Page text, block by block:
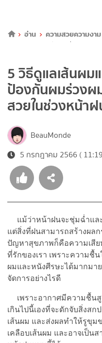
อ่าน
ความสวยความงาม
ธรรมชาติ ป้องกันผมร่วงผมบา
5 วิธีดูแลเส้นผม
ป้องกันผมร่วงผ
สวยในช่วงหน้า
BeauMonde
5 กรกฎาคม 2566 (
แม้ว่าหน้าฝนจะชุ่มฉ่ำแล
แต่สิ่งที่ฝนสามารถสร้างผล
ปัญหาสุขภาพก็คือความเสีย
ที่รักของเรา เพราะความชื้
ผมและหนังศีรษะได้มากมา
จัดการอย่างไรดี
เพราะอากาศมีความชื้น
เกินไปนี้เองที่จะดักจับสิ่งสก
เส้นผม และส่งผลทำให้รูขุ
เคลือบเส้นผม และอาจเป็น